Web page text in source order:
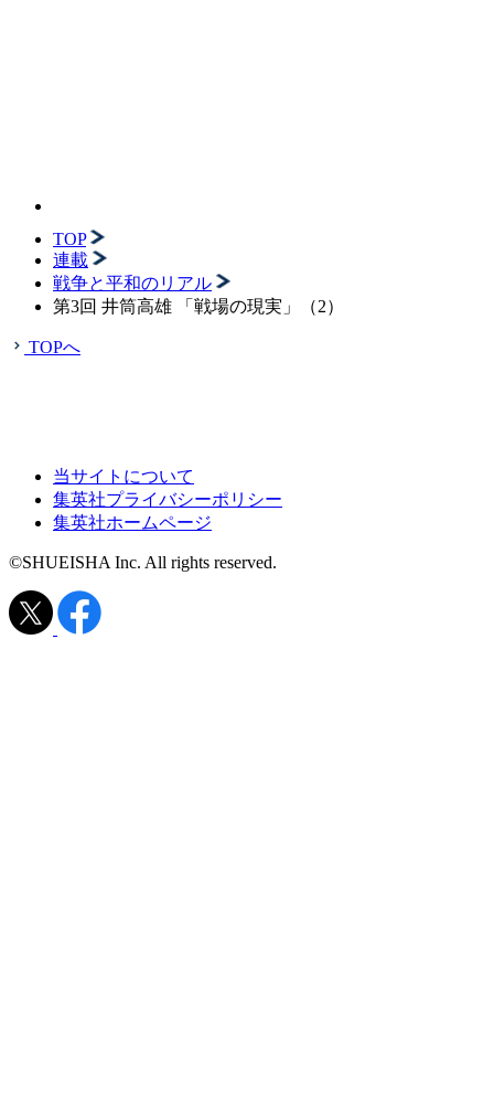
TOP
連載
戦争と平和のリアル
第3回 井筒高雄 「戦場の現実」（2）
TOPへ
当サイトについて
集英社プライバシーポリシー
集英社ホームページ
©SHUEISHA Inc. All rights reserved.